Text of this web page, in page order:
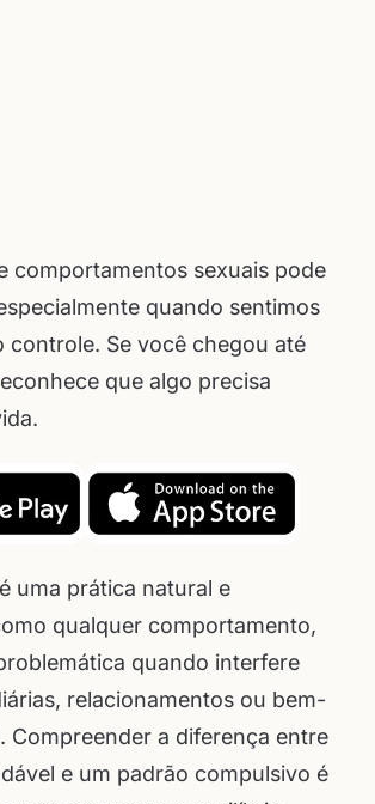
comportamentos sexuais pode
quando sentimos
controle. Se você chegou até
que algo precisa
uma prática natural e
qualquer comportamento,
quando interfere
relacionamentos ou bem-
Compreender a diferença entre
e um padrão compulsivo é